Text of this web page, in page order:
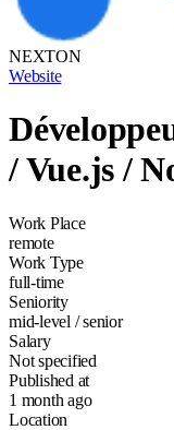
NEXTON
Website
/ Vue.js /
Work Place
remote
Work Type
full-time
Seniority
mid-level / senior
Salary
Not specified
Published at
1 month ago
Location